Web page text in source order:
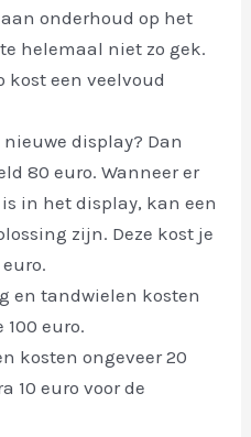
onderhoud op het
helemaal niet zo gek.
kost een veelvoud
display? Dan
80 euro. Wanneer er
in het display, kan een
zijn. Deze kost je
en tandwielen kosten
euro.
kosten ongeveer 20
10 euro voor de